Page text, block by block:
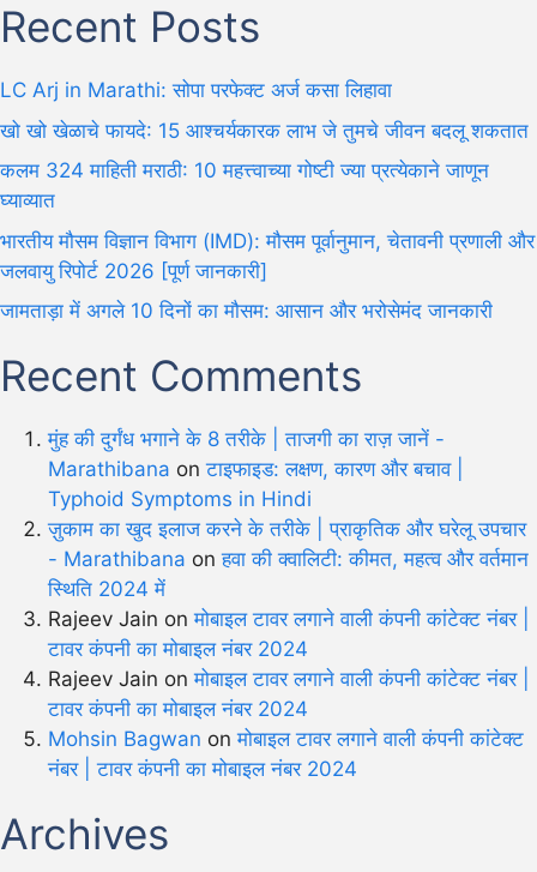
Recent Posts
LC Arj in Marathi: सोपा परफेक्ट अर्ज कसा लिहावा
खो खो खेळाचे फायदे: 15 आश्चर्यकारक लाभ जे तुमचे जीवन बदलू शकतात
कलम 324 माहिती मराठी: 10 महत्त्वाच्या गोष्टी ज्या प्रत्येकाने जाणून
घ्याव्यात
भारतीय मौसम विज्ञान विभाग (IMD): मौसम पूर्वानुमान, चेतावनी प्रणाली और
जलवायु रिपोर्ट 2026 [पूर्ण जानकारी]
जामताड़ा में अगले 10 दिनों का मौसम: आसान और भरोसेमंद जानकारी
Recent Comments
मुंह की दुर्गंध भगाने के 8 तरीके | ताजगी का राज़ जानें -
Marathibana onटाइफाइड: लक्षण, कारण और बचाव |
Typhoid Symptoms in Hindi
ज़ुकाम का खुद इलाज करने के तरीके | प्राकृतिक और घरेलू उपचार
- Marathibana onहवा की क्वालिटी: कीमत, महत्व और वर्तमान
स्थिति 2024 में
Rajeev Jain onमोबाइल टावर लगाने वाली कंपनी कांटेक्ट नंबर |
टावर कंपनी का मोबाइल नंबर 2024
Rajeev Jain onमोबाइल टावर लगाने वाली कंपनी कांटेक्ट नंबर |
टावर कंपनी का मोबाइल नंबर 2024
Mohsin Bagwan onमोबाइल टावर लगाने वाली कंपनी कांटेक्ट
नंबर | टावर कंपनी का मोबाइल नंबर 2024
Archives